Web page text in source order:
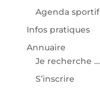
Agenda sportif
Infos pratiques
Annuaire
Je recherche …
S’inscrire